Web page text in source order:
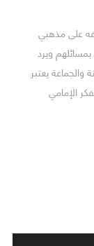
على مذهبي
ويرد
والجماعة يعتبر
الإمامي